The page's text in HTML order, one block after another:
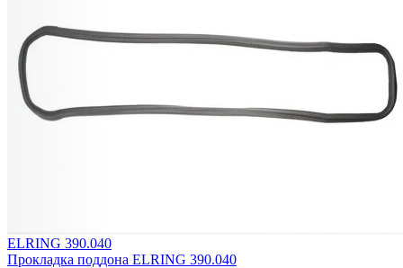
ELRING 390.040
Прокладка поддона ELRING 390.040